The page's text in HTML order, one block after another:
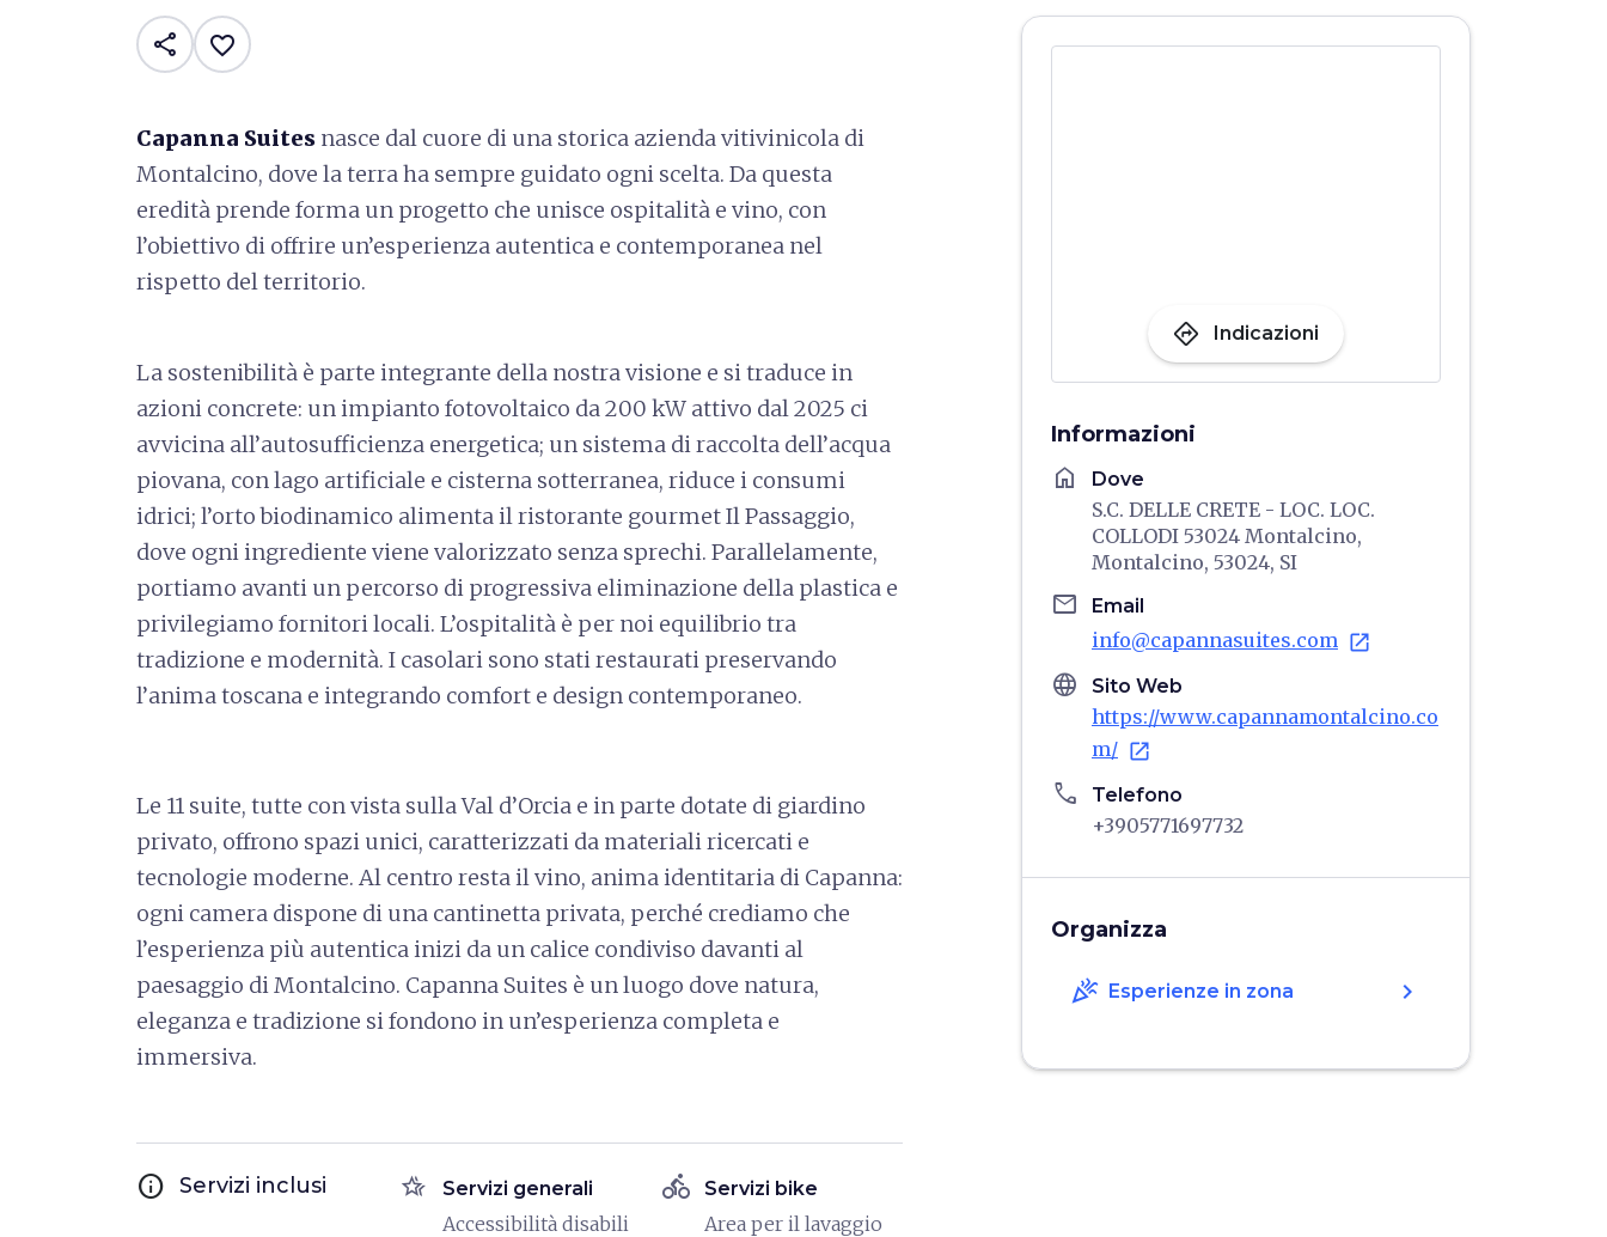
share favorite_border
Capanna Suites nasce dal cuore di una storica azienda vitivinicola di
Montalcino, dove la terra ha sempre guidato ogni scelta. Da questa
eredità prende forma un progetto che unisce ospitalità e vino, con
l’obiettivo di offrire un’esperienza autentica e contemporanea nel
rispetto del territorio.
La sostenibilità è parte integrante della nostra visione e si traduce in
azioni concrete: un impianto fotovoltaico da 200 kW attivo dal 2025 ci
avvicina all’autosufficienza energetica; un sistema di raccolta dell’acqua
piovana, con lago artificiale e cisterna sotterranea, riduce i consumi
idrici; l’orto biodinamico alimenta il ristorante gourmet Il Passaggio,
dove ogni ingrediente viene valorizzato senza sprechi. Parallelamente,
portiamo avanti un percorso di progressiva eliminazione della plastica e
privilegiamo fornitori locali. L’ospitalità è per noi equilibrio tra
tradizione e modernità. I casolari sono stati restaurati preservando
l’anima toscana e integrando comfort e design contemporaneo.
Le 11 suite, tutte con vista sulla Val d’Orcia e in parte dotate di giardino
privato, offrono spazi unici, caratterizzati da materiali ricercati e
tecnologie moderne. Al centro resta il vino, anima identitaria di Capanna:
ogni camera dispone di una cantinetta privata, perché crediamo che
l’esperienza più autentica inizi da un calice condiviso davanti al
paesaggio di Montalcino. Capanna Suites è un luogo dove natura,
eleganza e tradizione si fondono in un’esperienza completa e
immersiva.
info Servizi inclusi hotel_class Servizi generali
Accessibilità disabili
directions_bike Servizi bike
Area per il lavaggio
directions Indicazioni
Informazioni
home Dove
S.C. DELLE CRETE - LOC. LOC.
COLLODI 53024 Montalcino,
Montalcino, 53024, SI
email Email
info@capannasuites.com open_in_new
language Sito Web
https://www.capannamontalcino.co
m/ open_in_new
phone Telefono
+3905771697732
Organizza
celebration Esperienze in zona chevron_right